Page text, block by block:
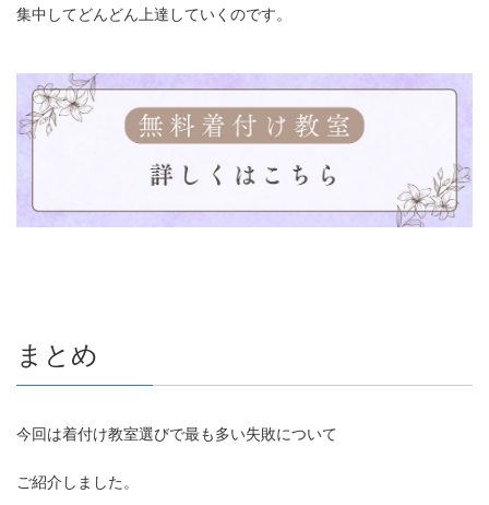
集中してどんどん上達していくのです。
まとめ
今回は着付け教室選びで最も多い失敗について
ご紹介しました。